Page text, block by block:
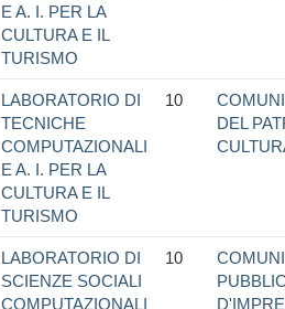
E A. I. PER LA
CULTURA E IL
TURISMO
LABORATORIO DI
TECNICHE
COMPUTAZIONALI
E A. I. PER LA
CULTURA E IL
TURISMO
10
DEL
LABORATORIO DI
SCIENZE SOCIALI
COMPUTAZIONALI
10